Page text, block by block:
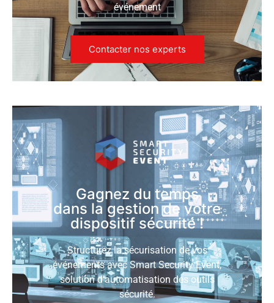
événement
Contacter nos experts
Gagnez du temps
dans la gestion de votre
dispositif sécurité !
Structurez la sécurisation de vos
événements avec Smart Security Event,
solution d’automatisation des outils
sécurité.